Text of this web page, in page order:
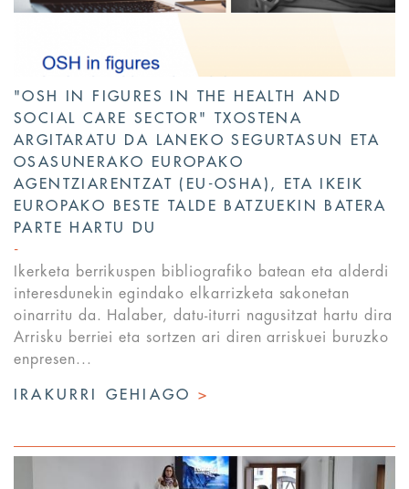
"OSH IN FIGURES IN THE HEALTH AND
SOCIAL CARE SECTOR" TXOSTENA
ARGITARATU DA LANEKO SEGURTASUN ETA
OSASUNERAKO EUROPAKO
AGENTZIARENTZAT (EU-OSHA), ETA IKEIK
EUROPAKO BESTE TALDE BATZUEKIN BATERA
PARTE HARTU DU
Ikerketa berrikuspen bibliografiko batean eta alderdi
interesdunekin egindako elkarrizketa sakonetan
oinarritu da. Halaber, datu-iturri nagusitzat hartu dira
Arrisku berriei eta sortzen ari diren arriskuei buruzko
enpresen...
IRAKURRI GEHIAGO>